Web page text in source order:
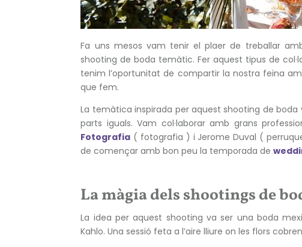
Fa uns mesos vam tenir el plaer de treballar
shooting de boda temàtic. Fer aquest tipus de
tenim l’oportunitat de compartir la nostra feina
que fem.
La temàtica inspirada per aquest shooting de boda
parts iguals. Vam col·laborar amb grans
Fotografia ( fotografia ) i Jerome Duval (
de començar amb bon peu la temporada de
La màgia dels shootings de
La idea per aquest shooting va ser una boda
Kahlo. Una sessió feta a l’aire lliure on les flors